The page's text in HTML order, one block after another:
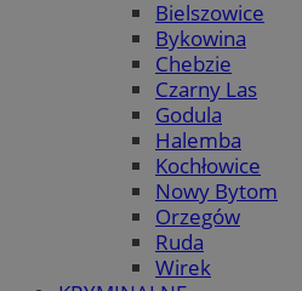
Bielszowice
Bykowina
Chebzie
Czarny Las
Godula
Halemba
Kochłowice
Nowy Bytom
Orzegów
Ruda
Wirek